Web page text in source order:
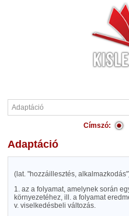
Címszó:
Adaptáció
(lat. "hozzáillesztés,
1. az a folyamat, amelynek során
környezetéhez, ill. a folyamat
v. viselkedésbeli változás.